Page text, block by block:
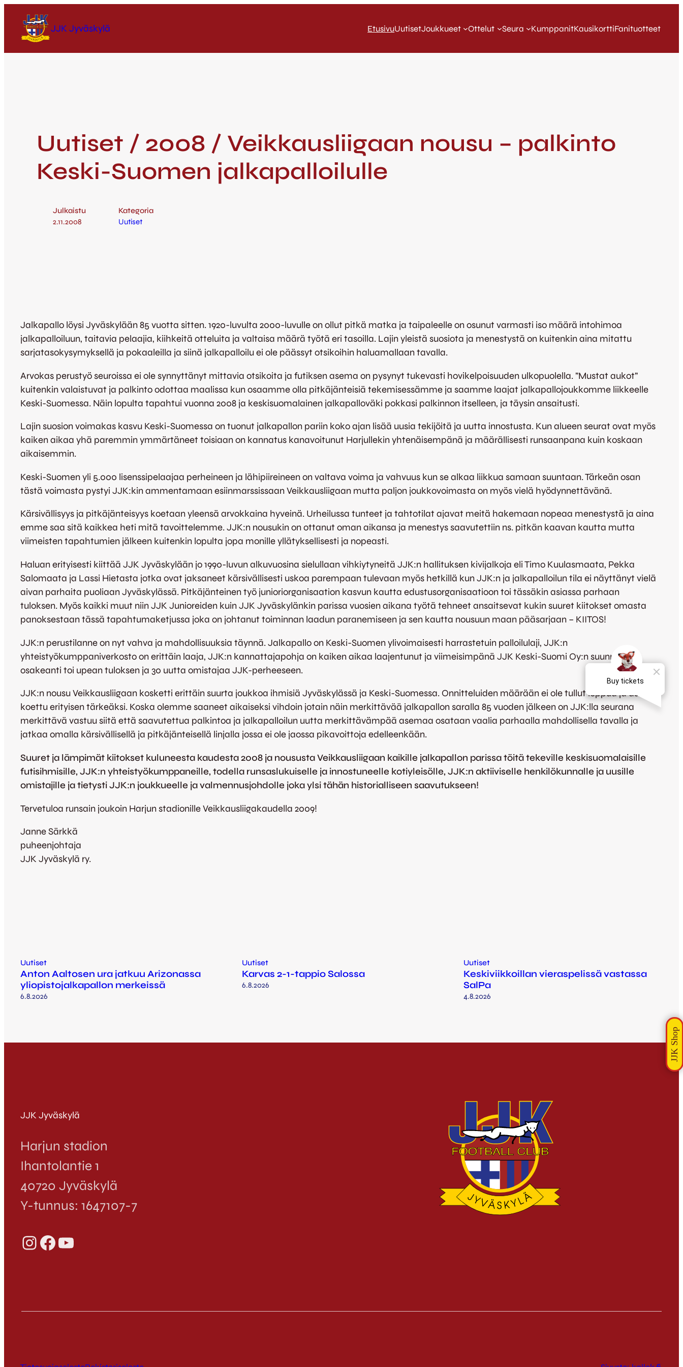
JJK Jyväskylä EtusivuUutisetJoukkueet Ottelut Seura KumppanitKausikorttiFanituotteet
Uutiset / 2008 / Veikkausliigaan nousu – palkinto
Keski-Suomen jalkapalloilulle
Julkaistu
2.11.2008
Kategoria
Uutiset
Jalkapallo löysi Jyväskylään 85 vuotta sitten. 1920-luvulta 2000-luvulle on ollut pitkä matka ja taipaleelle on osunut varmasti iso määrä intohimoa
jalkapalloiluun, taitavia pelaajia, kiihkeitä otteluita ja valtaisa määrä työtä eri tasoilla. Lajin yleistä suosiota ja menestystä on kuitenkin aina mitattu
sarjatasokysymyksellä ja pokaaleilla ja siinä jalkapalloilu ei ole päässyt otsikoihin haluamallaan tavalla.
Arvokas perustyö seuroissa ei ole synnyttänyt mittavia otsikoita ja futiksen asema on pysynyt tukevasti hovikelpoisuuden ulkopuolella. ”Mustat aukot”
kuitenkin valaistuvat ja palkinto odottaa maalissa kun osaamme olla pitkäjänteisiä tekemisessämme ja saamme laajat jalkapallojoukkomme liikkeelle
Keski-Suomessa. Näin lopulta tapahtui vuonna 2008 ja keskisuomalainen jalkapalloväki pokkasi palkinnon itselleen, ja täysin ansaitusti.
Lajin suosion voimakas kasvu Keski-Suomessa on tuonut jalkapallon pariin koko ajan lisää uusia tekijöitä ja uutta innostusta. Kun alueen seurat ovat myös
kaiken aikaa yhä paremmin ymmärtäneet toisiaan on kannatus kanavoitunut Harjullekin yhtenäisempänä ja määrällisesti runsaanpana kuin koskaan
aikaisemmin.
Keski-Suomen yli 5.000 lisenssipelaajaa perheineen ja lähipiireineen on valtava voima ja vahvuus kun se alkaa liikkua samaan suuntaan. Tärkeän osan
tästä voimasta pystyi JJK:kin ammentamaan esiinmarssissaan Veikkausliigaan mutta paljon joukkovoimasta on myös vielä hyödynnettävänä.
Kärsivällisyys ja pitkäjänteisyys koetaan yleensä arvokkaina hyveinä. Urheilussa tunteet ja tahtotilat ajavat meitä hakemaan nopeaa menestystä ja aina
emme saa sitä kaikkea heti mitä tavoittelemme. JJK:n nousukin on ottanut oman aikansa ja menestys saavutettiin ns. pitkän kaavan kautta mutta
viimeisten tapahtumien jälkeen kuitenkin lopulta jopa monille yllätyksellisesti ja nopeasti.
Haluan erityisesti kiittää JJK Jyväskylään jo 1990-luvun alkuvuosina sielullaan vihkiytyneitä JJK:n hallituksen kivijalkoja eli Timo Kuulasmaata, Pekka
Salomaata ja Lassi Hietasta jotka ovat jaksaneet kärsivällisesti uskoa parempaan tulevaan myös hetkillä kun JJK:n ja jalkapalloilun tila ei näyttänyt vielä
aivan parhaita puoliaan Jyväskylässä. Pitkäjänteinen työ junioriorganisaation kasvun kautta edustusorganisaatioon toi tässäkin asiassa parhaan
tuloksen. Myös kaikki muut niin JJK Junioreiden kuin JJK Jyväskylänkin parissa vuosien aikana työtä tehneet ansaitsevat kukin suuret kiitokset omasta
panoksestaan tässä tapahtumaketjussa joka on johtanut toiminnan laadun paranemiseen ja sen kautta nousuun maan pääsarjaan – KIITOS!
JJK:n perustilanne on nyt vahva ja mahdollisuuksia täynnä. Jalkapallo on Keski-Suomen ylivoimaisesti harrastetuin palloilulaji, JJK:n
yhteistyökumppaniverkosto on erittäin laaja, JJK:n kannattajapohja on kaiken aikaa laajentunut ja viimeisimpänä JJK Keski-Suomi Oy:n suunnattu
osakeanti toi upean tuloksen ja 30 uutta omistajaa JJK-perheeseen.
JJK:n nousu Veikkausliigaan kosketti erittäin suurta joukkoa ihmisiä Jyväskylässä ja Keski-Suomessa. Onnitteluiden määrään ei ole tullut loppua ja asia on
koettu erityisen tärkeäksi. Koska olemme saaneet aikaiseksi vihdoin jotain näin merkittävää jalkapallon saralla 85 vuoden jälkeen on JJK:lla seurana
merkittävä vastuu siitä että saavutettua palkintoa ja jalkapalloilun uutta merkittävämpää asemaa osataan vaalia parhaalla mahdollisella tavalla ja
jatkaa omalla kärsivällisellä ja pitkäjänteisellä linjalla jossa ei ole jaossa pikavoittoja edelleenkään.
Suuret ja lämpimät kiitokset kuluneesta kaudesta 2008 ja noususta Veikkausliigaan kaikille jalkapallon parissa töitä tekeville keskisuomalaisille
futisihmisille, JJK:n yhteistyökumppaneille, todella runsaslukuiselle ja innostuneelle kotiyleisölle, JJK:n aktiiviselle henkilökunnalle ja uusille
omistajille ja tietysti JJK:n joukkueelle ja valmennusjohdolle joka ylsi tähän historialliseen saavutukseen!
Tervetuloa runsain joukoin Harjun stadionille Veikkausliigakaudella 2009!
Janne Särkkä
puheenjohtaja
JJK Jyväskylä ry.
Uutiset
Anton Aaltosen ura jatkuu Arizonassa
yliopistojalkapallon merkeissä
6.8.2026
Uutiset
Karvas 2-1-tappio Salossa
6.8.2026
Uutiset
Keskiviikkoillan vieraspelissä vastassa
SalPa
4.8.2026
JJK Jyväskylä
Harjun stadion
Ihantolantie 1
40720 Jyväskylä
Y-tunnus: 1647107-7
InstagramFacebook YouTube